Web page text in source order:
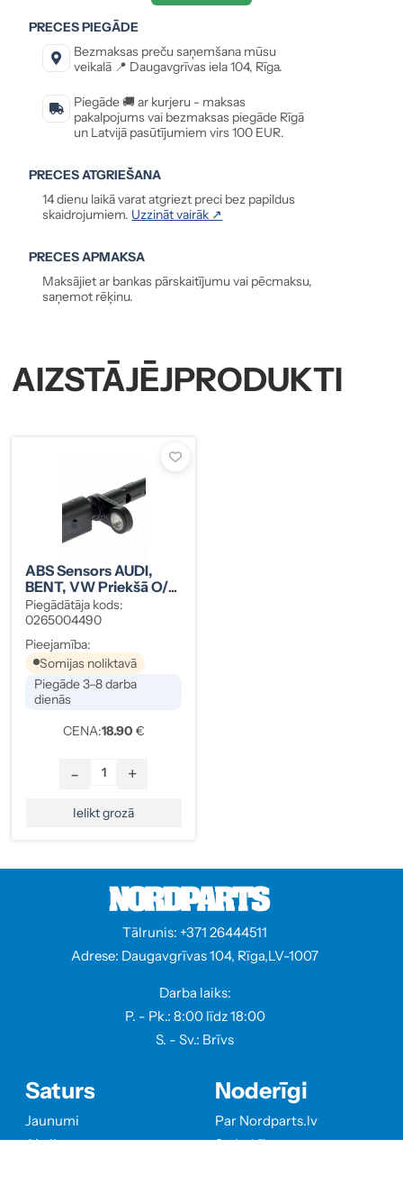
PRECES PIEGĀDE
Bezmaksas preču saņemšana mūsu
veikalā 📍 Daugavgrīvas iela 104, Rīga.
Piegāde 🚚 ar kurjeru - maksas
pakalpojums vai bezmaksas piegāde Rīgā
un Latvijā pasūtījumiem virs 100 EUR.
PRECES ATGRIEŠANA
14 dienu laikā varat atgriezt preci bez papildus
skaidrojumiem. Uzzināt vairāk ↗
PRECES APMAKSA
Maksājiet ar bankas pārskaitījumu vai pēcmaksu,
saņemot rēķinu.
AIZSTĀJĒJPRODUKTI
ABS Sensors AUDI,
BENT, VW Priekšā O/V
4M0927803B
Piegādātāja kods:
0265004490
Pieejamība:
Somijas noliktavā
Piegāde 3–8 darba
dienās
CENA:18.90 €
- +
Ielikt grozā
Tālrunis: +371 26444511
Adrese: Daugavgrīvas 104, Rīga,LV-1007
Darba laiks:
P. - Pk.: 8:00 līdz 18:00
S. - Sv.: Brīvs
Saturs
Jaunumi
Akcijas
Noderīgi
Par Nordparts.lv
Sadarbība